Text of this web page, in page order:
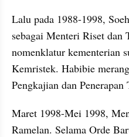
Lalu pada 1988-1998,
sebagai Menteri Riset dan
nomenklatur kementerian
Kemristek. Habibie
Pengkajian dan
Maret 1998-Mei 1998,
Ramelan. Selama Orde